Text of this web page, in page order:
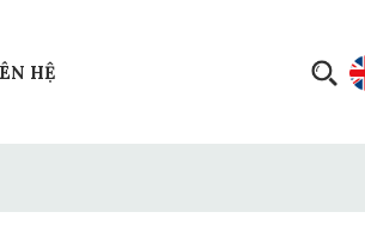
HỆ